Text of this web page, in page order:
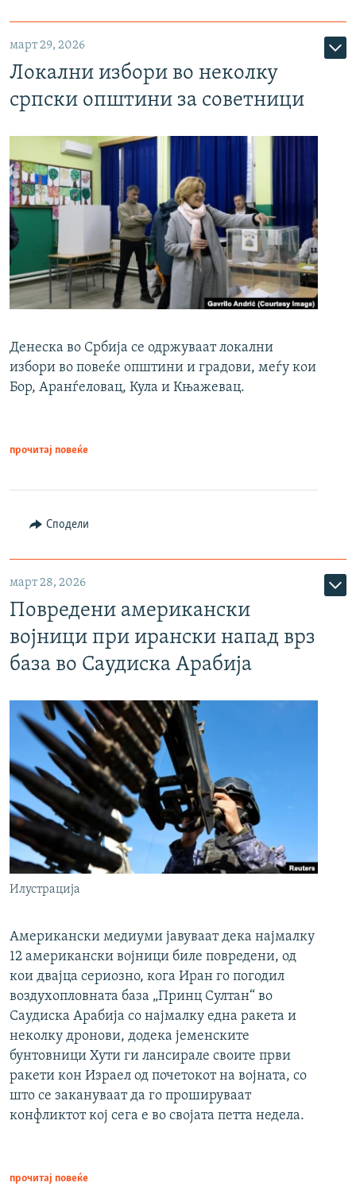
март 29, 2026
Локални избори во неколку
српски општини за советници
Денеска во Србија се одржуваат локални
избори во повеќе општини и градови, меѓу кои
Бор, Аранѓеловац, Кула и Књажевац.
прочитај повеќе
Сподели
март 28, 2026
Повредени американски
војници при ирански напад врз
база во Саудиска Арабија
Илустрација
Американски медиуми јавуваат дека најмалку
12 американски војници биле повредени, од
кои двајца сериозно, кога Иран го погодил
воздухопловната база „Принц Султан“ во
Саудиска Арабија со најмалку една ракета и
неколку дронови, додека јеменските
бунтовници Хути ги лансирале своите први
ракети кон Израел од почетокот на војната, со
што се закануваат да го прошируваат
конфликтот кој сега е во својата петта недела.
прочитај повеќе